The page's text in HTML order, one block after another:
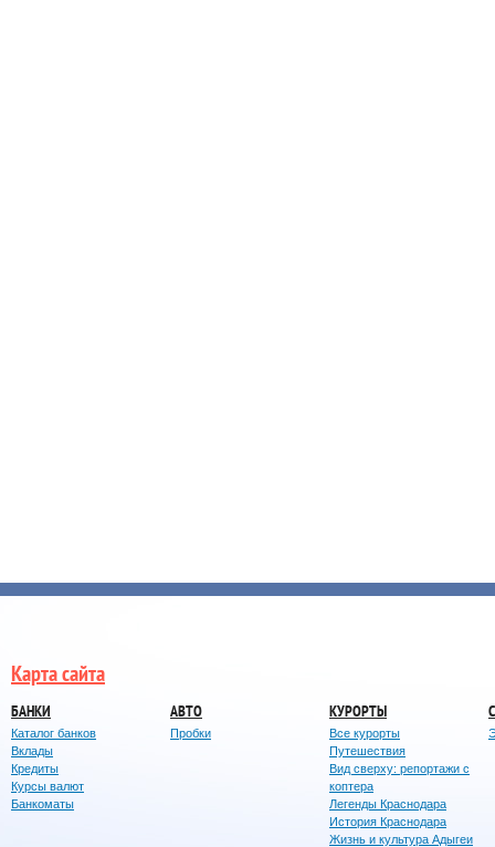
Карта сайта
БАНКИ
Каталог банков
Вклады
Кредиты
Курсы валют
Банкоматы
АВТО
Пробки
КУРОРТЫ
Все курорты
Путешествия
Вид сверху: репортажи с
коптера
Легенды Краснодара
История Краснодара
Жизнь и культура Адыгеи